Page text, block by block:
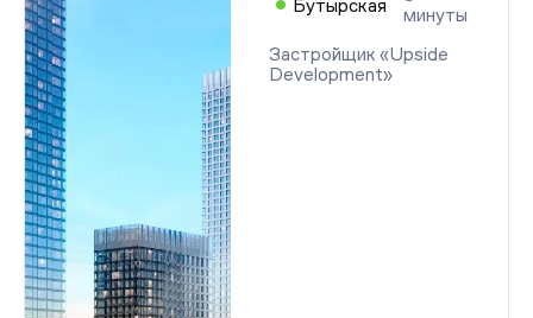
Бутырская
минуты
Застройщик «Upside
Development»